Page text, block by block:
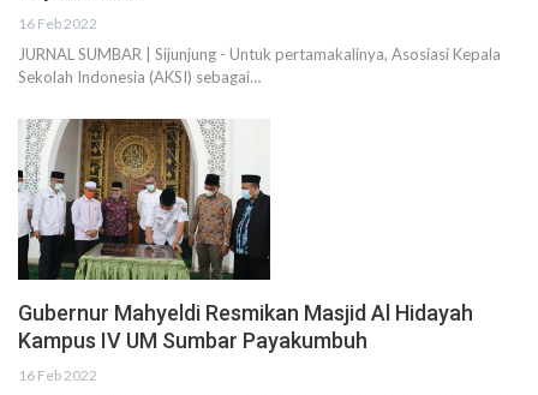
16 Feb 2022
JURNAL SUMBAR | Sijunjung - Untuk pertamakalinya, Asosiasi Kepala
Sekolah Indonesia (AKSI) sebagai…
Gubernur Mahyeldi Resmikan Masjid Al Hidayah
Kampus IV UM Sumbar Payakumbuh
16 Feb 2022